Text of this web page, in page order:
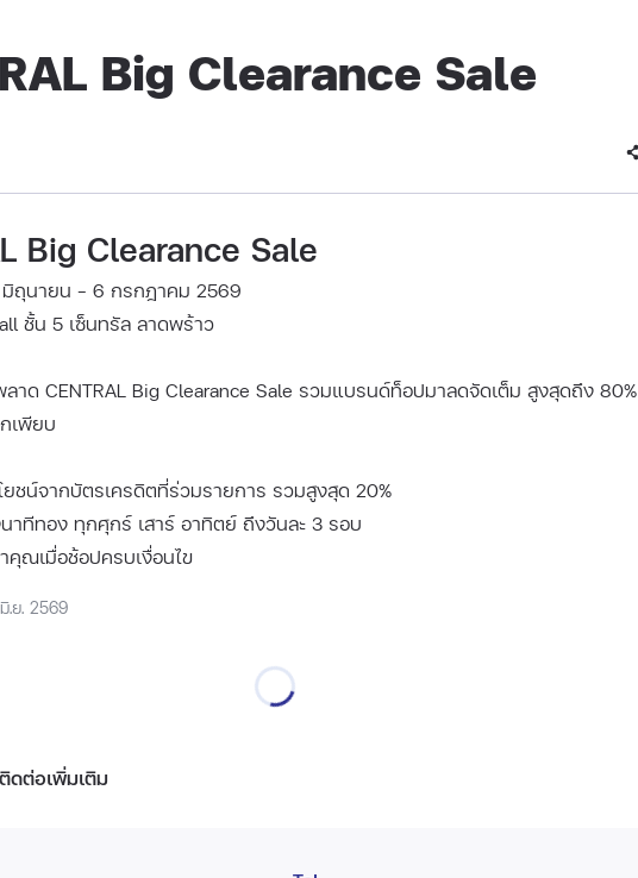
Big Clearance Sale
Big Clearance Sale
ถุนายน - 6 กรกฎาคม 2569
ชั้น 5 เซ็นทรัล ลาดพร้าว
าด CENTRAL Big Clearance Sale รวมแบรนด์ท็อปมาลดจัดเต็ม สูงสุดถึง 80%
เพียบ
ยชน์จากบัตรเครดิตที่ร่วมรายการ รวมสูงสุด 20%
าทีทอง ทุกศุกร์ เสาร์ อาทิตย์ ถึงวันละ 3 รอบ
คุณเมื่อช้อปครบเงื่อนไข
.ย. 2569
ดต่อเพิ่มเติม